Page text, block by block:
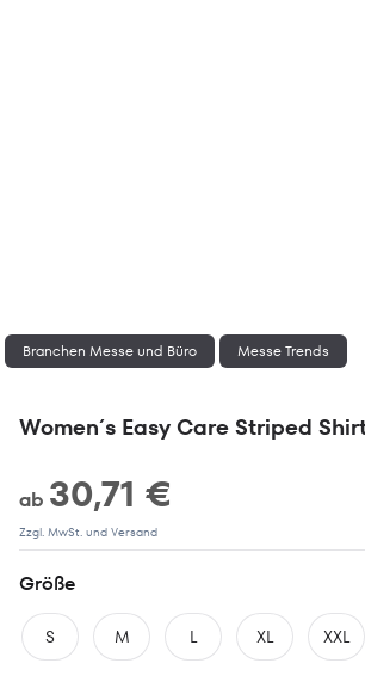
Branchen Messe und Büro Messe Trends
Women´s Easy Care Striped
ab 30,71 €
Zzgl. MwSt. und Versand
Größe
S M L XL XXL